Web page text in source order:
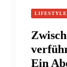
LIFESTYLE
Ein